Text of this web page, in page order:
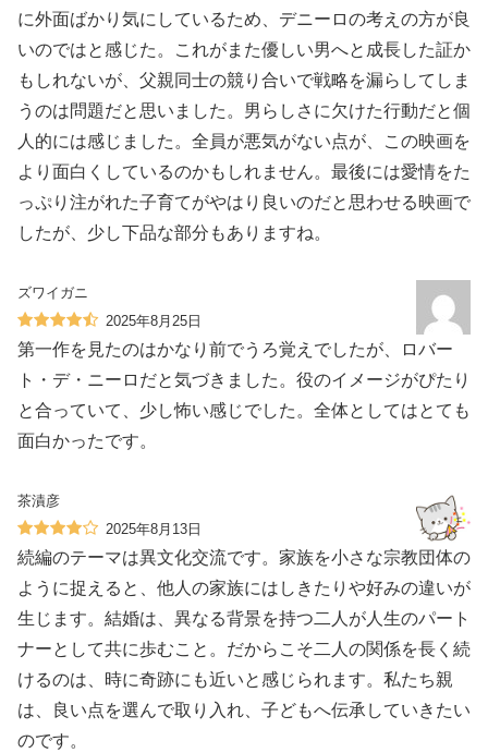
に外面ばかり気にしているため、デニーロの考えの方が良
いのではと感じた。これがまた優しい男へと成長した証か
もしれないが、父親同士の競り合いで戦略を漏らしてしま
うのは問題だと思いました。男らしさに欠けた行動だと個
人的には感じました。全員が悪気がない点が、この映画を
より面白くしているのかもしれません。最後には愛情をた
っぷり注がれた子育てがやはり良いのだと思わせる映画で
したが、少し下品な部分もありますね。
ズワイガニ
2025年8月25日
第一作を見たのはかなり前でうろ覚えでしたが、ロバー
ト・デ・ニーロだと気づきました。役のイメージがぴたり
と合っていて、少し怖い感じでした。全体としてはとても
面白かったです。
茶漬彦
2025年8月13日
続編のテーマは異文化交流です。家族を小さな宗教団体の
ように捉えると、他人の家族にはしきたりや好みの違いが
生じます。結婚は、異なる背景を持つ二人が人生のパート
ナーとして共に歩むこと。だからこそ二人の関係を長く続
けるのは、時に奇跡にも近いと感じられます。私たち親
は、良い点を選んで取り入れ、子どもへ伝承していきたい
のです。